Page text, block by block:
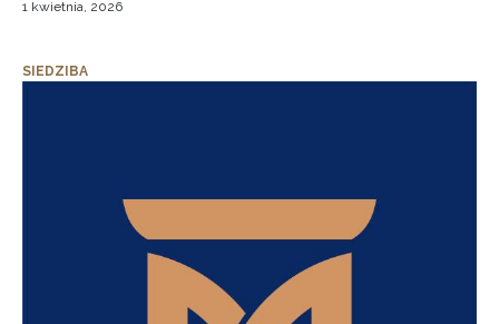
1 kwietnia, 2026
SIEDZIBA